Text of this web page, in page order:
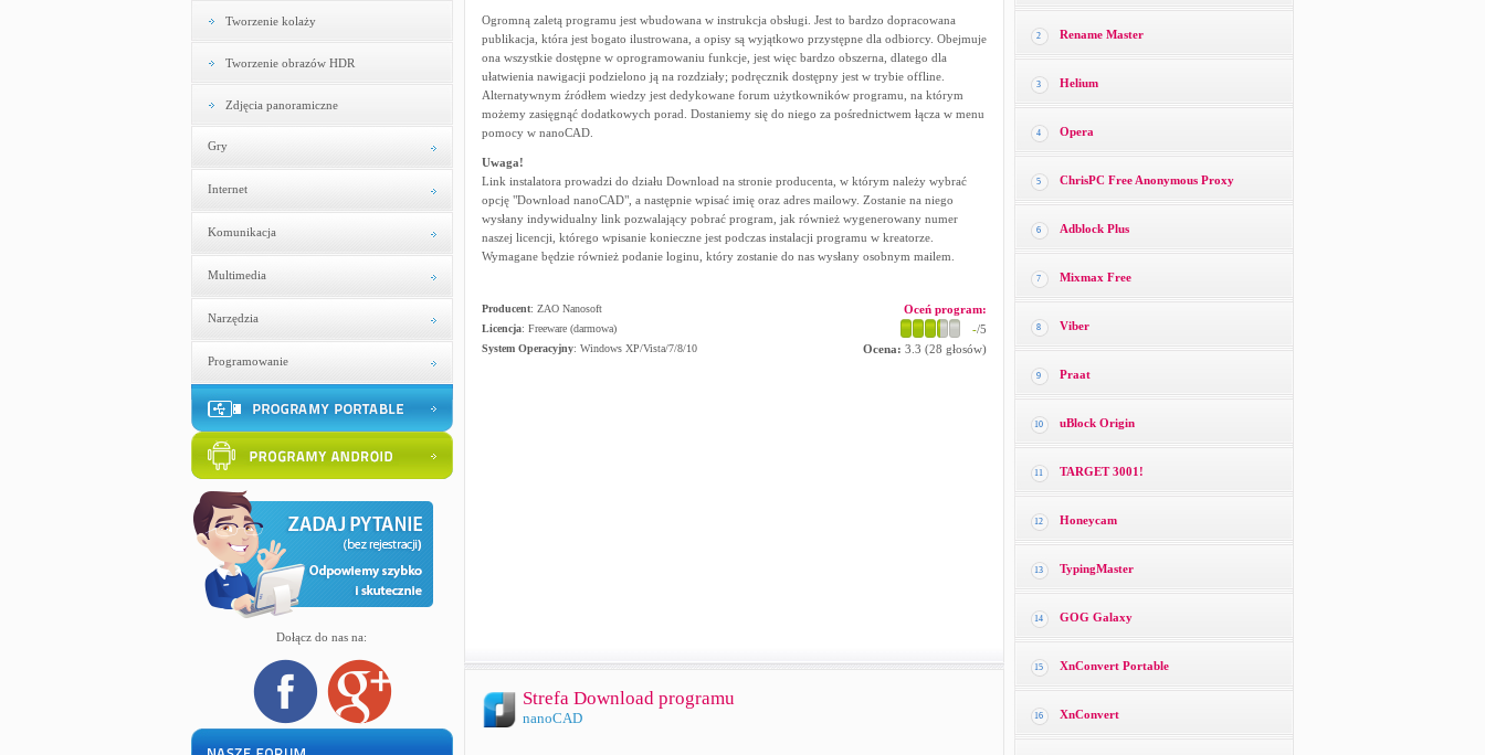
Tworzenie kolaży
Tworzenie obrazów HDR
Zdjęcia panoramiczne
Gry
Internet
Komunikacja
Multimedia
Narzędzia
Programowanie
Dołącz do nas na:
Ogromną zaletą programu jest wbudowana w instrukcja obsługi. Jest to bardzo dopracowana
publikacja, która jest bogato ilustrowana, a opisy są wyjątkowo przystępne dla odbiorcy. Obejmuje
ona wszystkie dostępne w oprogramowaniu funkcje, jest więc bardzo obszerna, dlatego dla
ułatwienia nawigacji podzielono ją na rozdziały; podręcznik dostępny jest w trybie offline.
Alternatywnym źródłem wiedzy jest dedykowane forum użytkowników programu, na którym
możemy zasięgnąć dodatkowych porad. Dostaniemy się do niego za pośrednictwem łącza w menu
pomocy w nanoCAD.
Uwaga!
Link instalatora prowadzi do działu Download na stronie producenta, w którym należy wybrać
opcję "Download nanoCAD", a następnie wpisać imię oraz adres mailowy. Zostanie na niego
wysłany indywidualny link pozwalający pobrać program, jak również wygenerowany numer
naszej licencji, którego wpisanie konieczne jest podczas instalacji programu w kreatorze.
Wymagane będzie również podanie loginu, który zostanie do nas wysłany osobnym mailem.
Producent: ZAO Nanosoft
Licencja: Freeware (darmowa)
System Operacyjny: Windows XP/Vista/7/8/10
Oceń program:
-/5
Ocena: 3.3 (28 głosów)
Strefa Download programu
nanoCAD
2 Rename Master
3 Helium
4 Opera
5 ChrisPC Free Anonymous Proxy
6 Adblock Plus
7 Mixmax Free
8 Viber
9 Praat
10 uBlock Origin
11 TARGET 3001!
12 Honeycam
13 TypingMaster
14 GOG Galaxy
15 XnConvert Portable
16 XnConvert